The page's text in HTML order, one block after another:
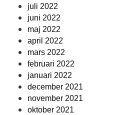
juli 2022
juni 2022
maj 2022
april 2022
mars 2022
februari 2022
januari 2022
december 2021
november 2021
oktober 2021